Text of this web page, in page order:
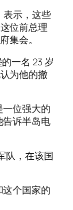
表示，这些
位前总理
集会。
一名 23 岁
为他的撤
一位强大的
告诉半岛电
队，在该国
这个国家的